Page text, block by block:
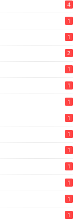
4
1
1
2
1
1
1
1
1
1
1
1
1
1